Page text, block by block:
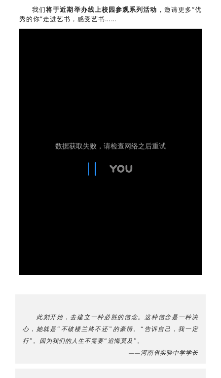
我们将于近期举办线上校园参观系列活动 ，邀请更多“优
秀的你”走进艺书，感受艺书……
此刻开始，去建立一种必胜的信念。 这种信念是一种决
心，她就是 “不破楼兰终不还”的豪情。“告诉自己，我一定
行”。因为我们的人生不需要“追悔莫及”。
——河南省实验中学学长